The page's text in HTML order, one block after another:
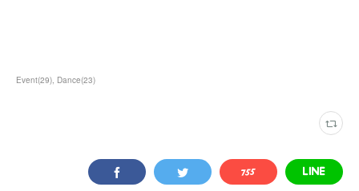
Event(29) Dance(23)